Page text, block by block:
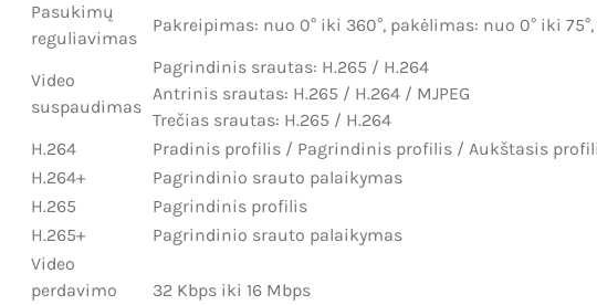
Pasukimų
reguliavimas
Pakreipimas: nuo 0° iki 360°, pakėlimas: nuo 0° iki
Video
suspaudimas
Pagrindinis srautas: H.265 / H.264
Antrinis srautas: H.265 / H.264 / MJPEG
Trečias srautas: H.265 / H.264
H.264
Pradinis profilis / Pagrindinis profilis / Aukštasis
H.264+
Pagrindinio srauto palaikymas
H.265
Pagrindinis profilis
H.265+
Pagrindinio srauto palaikymas
Video
perdavimo
32 Kbps iki 16 Mbps